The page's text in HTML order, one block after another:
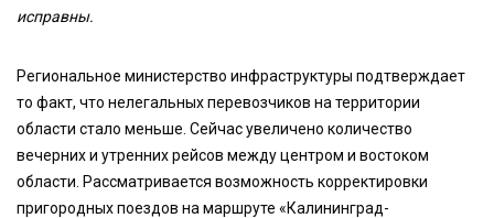
исправны.
Региональное министерство инфраструктуры подтверждает
то факт, что нелегальных перевозчиков на территории
области стало меньше. Сейчас увеличено количество
вечерних и утренних рейсов между центром и востоком
области. Рассматривается возможность корректировки
пригородных поездов на маршруте «Калининград-